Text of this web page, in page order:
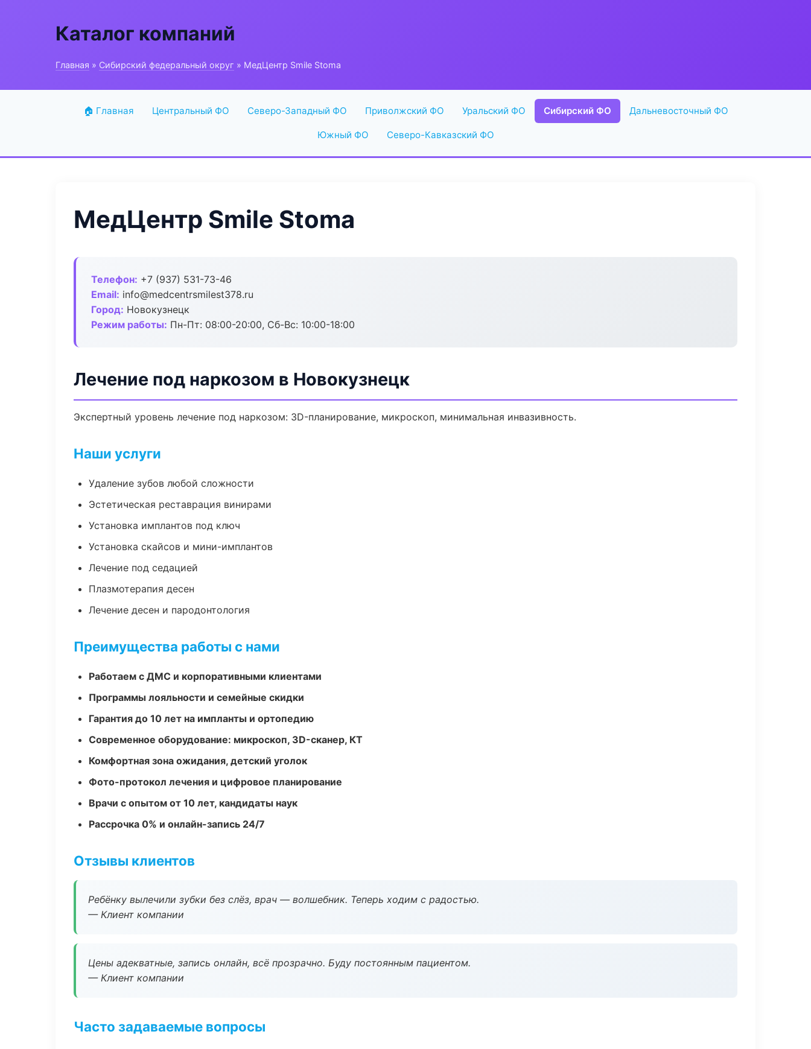
Каталог компаний
Главная » Сибирский федеральный округ » МедЦентр Smile Stoma
🏠 Главная Центральный ФО Северо-Западный ФО Приволжский ФО Уральский ФО Сибирский ФО Дальневосточный ФО
Южный ФО Северо-Кавказский ФО
МедЦентр Smile Stoma
Телефон: +7 (937) 531-73-46
Email: info@medcentrsmilest378.ru
Город: Новокузнецк
Режим работы: Пн-Пт: 08:00-20:00, Сб-Вс: 10:00-18:00
Лечение под наркозом в Новокузнецк
Экспертный уровень лечение под наркозом: 3D-планирование, микроскоп, минимальная инвазивность.
Наши услуги
Удаление зубов любой сложности
Эстетическая реставрация винирами
Установка имплантов под ключ
Установка скайсов и мини-имплантов
Лечение под седацией
Плазмотерапия десен
Лечение десен и пародонтология
Преимущества работы с нами
Работаем с ДМС и корпоративными клиентами
Программы лояльности и семейные скидки
Гарантия до 10 лет на импланты и ортопедию
Современное оборудование: микроскоп, 3D-сканер, КТ
Комфортная зона ожидания, детский уголок
Фото-протокол лечения и цифровое планирование
Врачи с опытом от 10 лет, кандидаты наук
Рассрочка 0% и онлайн-запись 24/7
Отзывы клиентов
Ребёнку вылечили зубки без слёз, врач — волшебник. Теперь ходим с радостью.
— Клиент компании
Цены адекватные, запись онлайн, всё прозрачно. Буду постоянным пациентом.
— Клиент компании
Часто задаваемые вопросы